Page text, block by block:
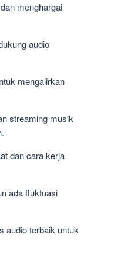
menghargai
audio
mengalirkan
streaming musik
dan cara kerja
ada fluktuasi
audio terbaik untuk